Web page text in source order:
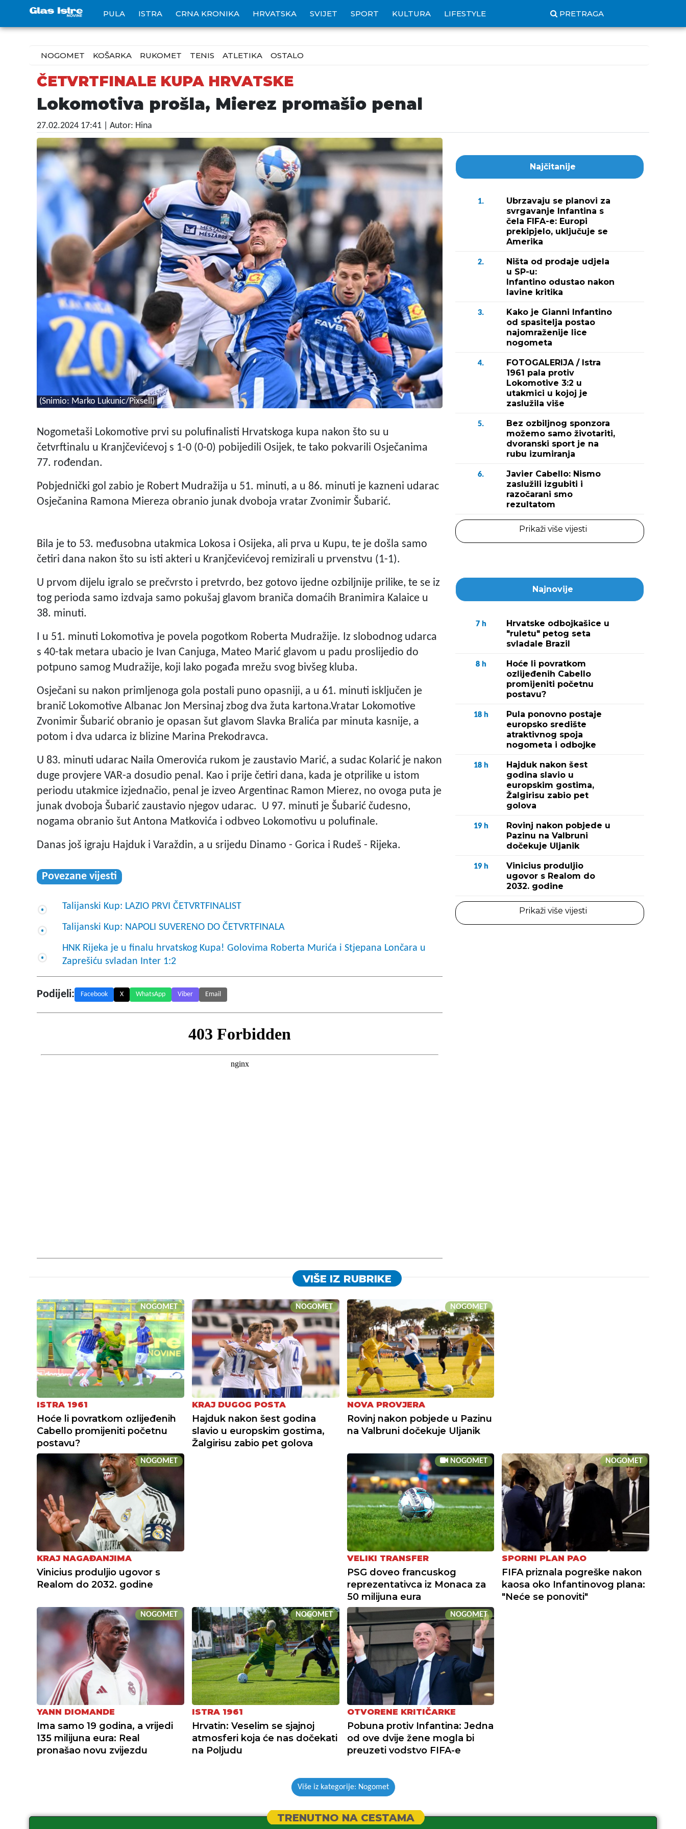
PULA ISTRA CRNA KRONIKA HRVATSKA SVIJET SPORT KULTURA LIFESTYLE PRETRAGA
NOGOMET KOŠARKA RUKOMET TENIS ATLETIKA OSTALO
ČETVRTFINALE KUPA HRVATSKE
Lokomotiva prošla, Mierez promašio penal
27.02.2024 17:41 | Autor: Hina
(Snimio: Marko Lukunic/Pixsell)
Nogometaši Lokomotive prvi su polufinalisti Hrvatskoga kupa nakon što su u
četvrftinalu u Kranjčevićevoj s 1-0 (0-0) pobijedili Osijek, te tako pokvarili Osječanima
77. rođendan.
Pobjednički gol zabio je Robert Mudražija u 51. minuti, a u 86. minuti je kazneni udarac
Osječanina Ramona Miereza obranio junak dvoboja vratar Zvonimir Šubarić.
Bila je to 53. međusobna utakmica Lokosa i Osijeka, ali prva u Kupu, te je došla samo
četiri dana nakon što su isti akteri u Kranjčevićevoj remizirali u prvenstvu (1-1).
U prvom dijelu igralo se prečvrsto i pretvrdo, bez gotovo ijedne ozbiljnije prilike, te se iz
tog perioda samo izdvaja samo pokušaj glavom braniča domaćih Branimira Kalaice u
38. minuti.
I u 51. minuti Lokomotiva je povela pogotkom Roberta Mudražije. Iz slobodnog udarca
s 40-tak metara ubacio je Ivan Canjuga, Mateo Marić glavom u padu proslijedio do
potpuno samog Mudražije, koji lako pogađa mrežu svog bivšeg kluba.
Osječani su nakon primljenoga gola postali puno opasniji, a u 61. minuti isključen je
branič Lokomotive Albanac Jon Mersinaj zbog dva žuta kartona.Vratar Lokomotive
Zvonimir Šubarić obranio je opasan šut glavom Slavka Bralića par minuta kasnije, a
potom i dva udarca iz blizine Marina Prekodravca.
U 83. minuti udarac Naila Omerovića rukom je zaustavio Marić, a sudac Kolarić je nakon
duge provjere VAR-a dosudio penal. Kao i prije četiri dana, kada je otprilike u istom
periodu utakmice izjednačio, penal je izveo Argentinac Ramon Mierez, no ovoga puta je
junak dvoboja Šubarić zaustavio njegov udarac. U 97. minuti je Šubarić čudesno,
nogama obranio šut Antona Matkovića i odbveo Lokomotivu u polufinale.
Danas još igraju Hajduk i Varaždin, a u srijedu Dinamo - Gorica i Rudeš - Rijeka.
Povezane vijesti
Talijanski Kup: LAZIO PRVI ČETVRTFINALIST
Talijanski Kup: NAPOLI SUVERENO DO ČETVRTFINALA
HNK Rijeka je u finalu hrvatskog Kupa! Golovima Roberta Murića i Stjepana Lončara u
Zaprešiću svladan Inter 1:2
Podijeli: Facebook X WhatsApp Viber Email
Najčitanije
1.
Ubrzavaju se planovi za
svrgavanje Infantina s
čela FIFA-e: Europi
prekipjelo, uključuje se
Amerika
2.
Ništa od prodaje udjela
u SP-u:
Infantino odustao nakon
lavine kritika
3.
Kako je Gianni Infantino
od spasitelja postao
najomraženije lice
nogometa
4.
FOTOGALERIJA / Istra
1961 pala protiv
Lokomotive 3:2 u
utakmici u kojoj je
zaslužila više
5.
Bez ozbiljnog sponzora
možemo samo životariti,
dvoranski sport je na
rubu izumiranja
6.
Javier Cabello: Nismo
zaslužili izgubiti i
razočarani smo
rezultatom
Prikaži više vijesti
Najnovije
7 h
Hrvatske odbojkašice u
"ruletu" petog seta
svladale Brazil
8 h
Hoće li povratkom
ozlijeđenih Cabello
promijeniti početnu
postavu?
18 h
Pula ponovno postaje
europsko središte
atraktivnog spoja
nogometa i odbojke
18 h
Hajduk nakon šest
godina slavio u
europskim gostima,
Žalgirisu zabio pet
golova
19 h
Rovinj nakon pobjede u
Pazinu na Valbruni
dočekuje Uljanik
19 h
Vinicius produljio
ugovor s Realom do
2032. godine
Prikaži više vijesti
VIŠE IZ RUBRIKE
NOGOMET
ISTRA 1961
Hoće li povratkom ozlijeđenih
Cabello promijeniti početnu
postavu?
NOGOMET
KRAJ DUGOG POSTA
Hajduk nakon šest godina
slavio u europskim gostima,
Žalgirisu zabio pet golova
NOGOMET
NOVA PROVJERA
Rovinj nakon pobjede u Pazinu
na Valbruni dočekuje Uljanik
NOGOMET
KRAJ NAGAĐANJIMA
Vinicius produljio ugovor s
Realom do 2032. godine
NOGOMET
VELIKI TRANSFER
PSG doveo francuskog
reprezentativca iz Monaca za
50 milijuna eura
NOGOMET
SPORNI PLAN PAO
FIFA priznala pogreške nakon
kaosa oko Infantinovog plana:
"Neće se ponoviti"
NOGOMET
YANN DIOMANDE
Ima samo 19 godina, a vrijedi
135 milijuna eura: Real
pronašao novu zvijezdu
NOGOMET
ISTRA 1961
Hrvatin: Veselim se sjajnoj
atmosferi koja će nas dočekati
na Poljudu
NOGOMET
OTVORENE KRITIČARKE
Pobuna protiv Infantina: Jedna
od ove dvije žene mogla bi
preuzeti vodstvo FIFA-e
Više iz kategorije: Nogomet
TRENUTNO NA CESTAMA